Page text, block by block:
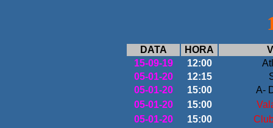
DATA HORA
15-09-19
12:00
05-01-20
12:15
05-01-20
15:00
A-
05-01-20
15:00
05-01-20
15:00